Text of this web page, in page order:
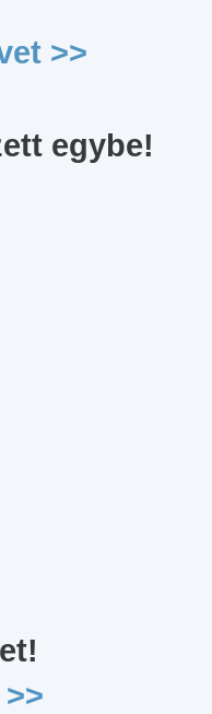
>>
egybe!
!
>>